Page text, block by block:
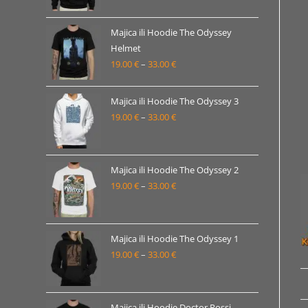
od
19.00 €
33.00 €
Majica ili Hoodie The Odyssey
Helmet
19.00€– 33.00€Raspon
od
19.00 €
Majica ili Hoodie The Odyssey 3
19.00€– 33.00€Raspon
od
19.00 €
do
Majica ili Hoodie The Odyssey 2
19.00€– 33.00€Raspon
od
19.00 €
do
Majica ili Hoodie The Odyssey 1
19.00€– 33.00€Raspon
od